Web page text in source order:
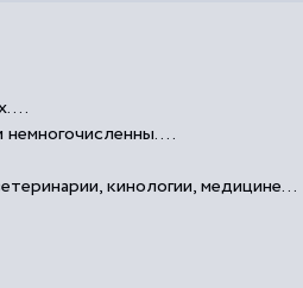
немногочисленны....
, кинологии, медицине...